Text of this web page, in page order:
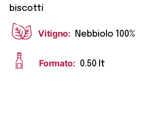
biscotti
Vitigno: Nebbiolo 100%
Formato: 0.50 lt